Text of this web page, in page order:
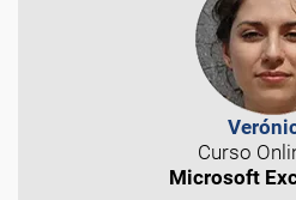
Curso
Microsoft